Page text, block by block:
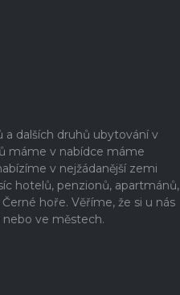
dalších druhů ubytování v
máme v nabídce máme
v nejžádanější zemi
hotelů, penzionů, apartmánů,
hoře. Věříme, že si u nás
ve městech.